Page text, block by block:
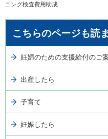
ニング検査費用助成
こちらのページも読
妊婦のための支援給付のご
出産したら
子育て
妊娠したら